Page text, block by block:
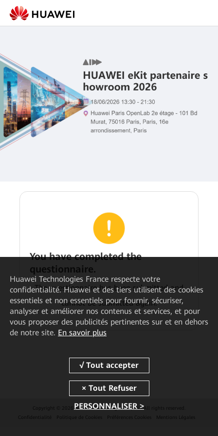
You have completed the
questionnaire.
The questionnaire has been submitted and
cannot be submitted again.
Copyright © 2026 Huawei Technologies Co., Ltd. All rights reserved.
Confidentialité
Politique de Cookies Préférences Cookies Mentions Légales
Huawei Technologies France respecte votre
confidentialité. Huawei et des tiers utilisent des cookies
essentiels et non essentiels pour fournir, sécuriser,
analyser et améliorer nos contenus et services, et pour
vous proposer des publicités pertinentes sur et en dehors
de notre site. En savoir plus
PERSONNALISER >